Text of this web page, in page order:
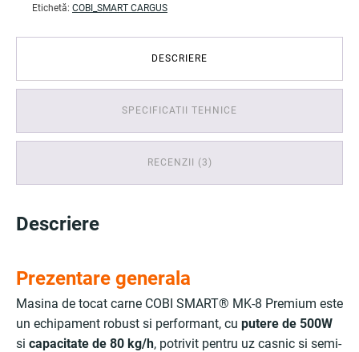
Etichetă: COBI_SMART CARGUS
DESCRIERE
SPECIFICATII TEHNICE
RECENZII (3)
Descriere
Prezentare generala
Masina de tocat carne COBI SMART® MK-8 Premium este
un echipament robust si performant, cu putere de 500W
si capacitate de 80 kg/h, potrivit pentru uz casnic si semi-